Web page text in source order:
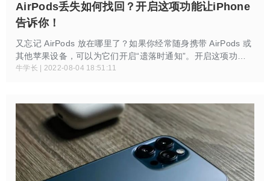
AirPods丢失如何找回？开启这项功能让iPhone
告诉你！
又忘记 AirPods 放在哪里了？如果你经常随身携带 AirPods 或
其他苹果设备，可以为它们开启“遗落时通知”。开启这项功能
之后，如果不小心将 AirPods 落在了某处，iPhone 会及时提醒
牛学长 | 2022-08-04 18:51:11